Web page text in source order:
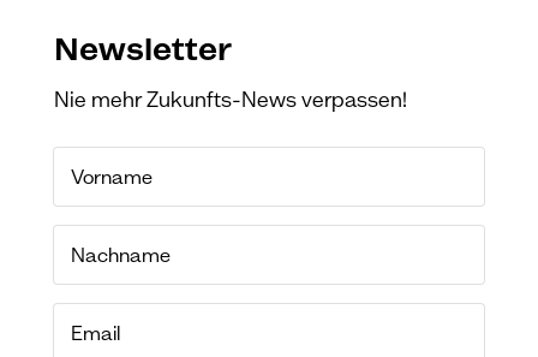
Newsletter
Nie mehr Zukunfts-News verpassen!